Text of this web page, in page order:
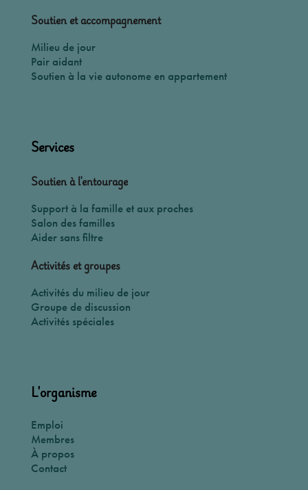
Soutien et accompagnement
Milieu de jour
Pair aidant
Soutien à la vie autonome en appartement
Services
Soutien à l'entourage
Support à la famille et aux proches
Salon des familles
Aider sans filtre
Activités et groupes
Activités du milieu de jour
Groupe de discussion
Activités spéciales
L'organisme
Emploi
Membres
À propos
Contact